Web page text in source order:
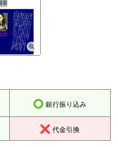
銀行振り込み
代金引換